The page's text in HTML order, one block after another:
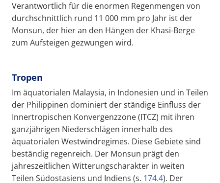
Verantwortlich für die enormen Regenmengen von
durchschnittlich rund 11 000 mm pro Jahr ist der
Monsun, der hier an den Hängen der Khasi-Berge
zum Aufsteigen gezwungen wird.
Tropen
Im äquatorialen Malaysia, in Indonesien und in Teilen
der Philippinen dominiert der ständige Einfluss der
Innertropischen Konvergenzzone (ITCZ) mit ihren
ganzjährigen Niederschlägen innerhalb des
äquatorialen Westwindregimes. Diese Gebiete sind
beständig regenreich. Der Monsun prägt den
jahreszeitlichen Witterungscharakter in weiten
Teilen Südostasiens und Indiens (s. 174.4). Der